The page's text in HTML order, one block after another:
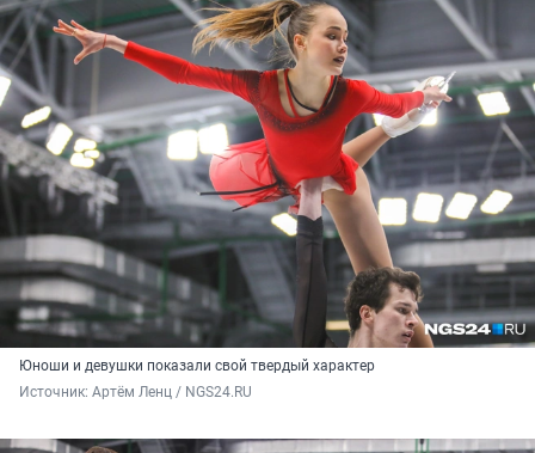
Юноши и девушки показали свой твердый характер
Источник: Артём Ленц / NGS24.RU